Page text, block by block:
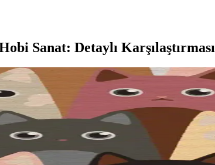
Sanat: Detaylı Karşılaştırması